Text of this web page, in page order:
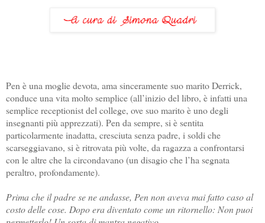
Pen è una moglie devota, ama sinceramente suo marito Derrick,
conduce una vita molto semplice (all’inizio del libro, è infatti una
semplice receptionist del college, ove suo marito è uno degli
insegnanti più apprezzati). Pen da sempre, si è sentita
particolarmente inadatta, cresciuta senza padre, i soldi che
scarseggiavano, si è ritrovata più volte, da ragazza a confrontarsi
con le altre che la circondavano (un disagio che l’ha segnata
peraltro, profondamente).
Prima che il padre se ne andasse, Pen non aveva mai fatto caso al
costo delle cose. Dopo era diventato come un ritornello: Non puoi